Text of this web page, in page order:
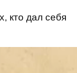
кто дал себя